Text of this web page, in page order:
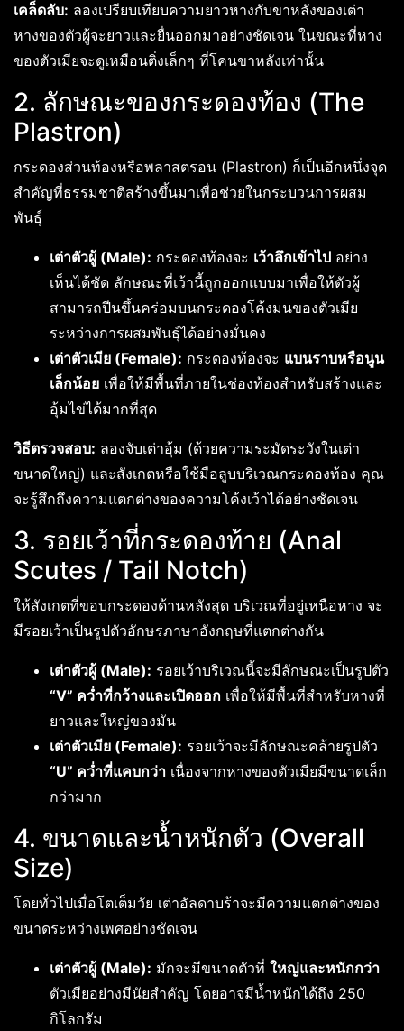
เคล็ดลับ: ลองเปรียบเทียบความยาวหางกับขาหลังของเต่า
หางของตัวผู้จะยาวและยื่นออกมาอย่างชัดเจน ในขณะที่หาง
ของตัวเมียจะดูเหมือนติ่งเล็กๆ ที่โคนขาหลังเท่านั้น
2. ลักษณะของกระดองท้อง (The
Plastron)
กระดองส่วนท้องหรือพลาสตรอน (Plastron) ก็เป็นอีกหนึ่งจุด
สำคัญที่ธรรมชาติสร้างขึ้นมาเพื่อช่วยในกระบวนการผสม
พันธุ์
เต่าตัวผู้ (Male): กระดองท้องจะ เว้าลึกเข้าไป อย่าง
เห็นได้ชัด ลักษณะที่เว้านี้ถูกออกแบบมาเพื่อให้ตัวผู้
สามารถปีนขึ้นคร่อมบนกระดองโค้งมนของตัวเมีย
ระหว่างการผสมพันธุ์ได้อย่างมั่นคง
เต่าตัวเมีย (Female): กระดองท้องจะ แบนราบหรือนูน
เล็กน้อย เพื่อให้มีพื้นที่ภายในช่องท้องสำหรับสร้างและ
อุ้มไข่ได้มากที่สุด
วิธีตรวจสอบ: ลองจับเต่าอุ้ม (ด้วยความระมัดระวังในเต่า
ขนาดใหญ่) และสังเกตหรือใช้มือลูบบริเวณกระดองท้อง คุณ
จะรู้สึกถึงความแตกต่างของความโค้งเว้าได้อย่างชัดเจน
3. รอยเว้าที่กระดองท้าย (Anal
Scutes / Tail Notch)
ให้สังเกตที่ขอบกระดองด้านหลังสุด บริเวณที่อยู่เหนือหาง จะ
มีรอยเว้าเป็นรูปตัวอักษรภาษาอังกฤษที่แตกต่างกัน
เต่าตัวผู้ (Male): รอยเว้าบริเวณนี้จะมีลักษณะเป็นรูปตัว
“V” คว่ำที่กว้างและเปิดออก เพื่อให้มีพื้นที่สำหรับหางที่
ยาวและใหญ่ของมัน
เต่าตัวเมีย (Female): รอยเว้าจะมีลักษณะคล้ายรูปตัว
“U” คว่ำที่แคบกว่า เนื่องจากหางของตัวเมียมีขนาดเล็ก
กว่ามาก
4. ขนาดและน้ำหนักตัว (Overall
Size)
โดยทั่วไปเมื่อโตเต็มวัย เต่าอัลดาบร้าจะมีความแตกต่างของ
ขนาดระหว่างเพศอย่างชัดเจน
เต่าตัวผู้ (Male): มักจะมีขนาดตัวที่ ใหญ่และหนักกว่า
ตัวเมียอย่างมีนัยสำคัญ โดยอาจมีน้ำหนักได้ถึง 250
กิโลกรัม